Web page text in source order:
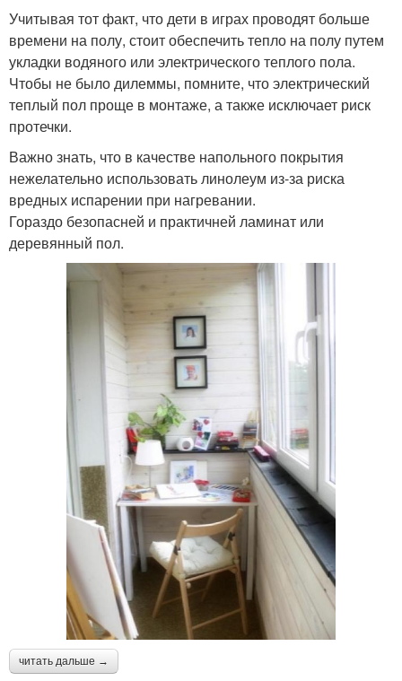
Учитывая тот факт, что дети в играх проводят больше
времени на полу, стоит обеспечить тепло на полу путем
укладки водяного или электрического теплого пола.
Чтобы не было дилеммы, помните, что электрический
теплый пол проще в монтаже, а также исключает риск
протечки.
Важно знать, что в качестве напольного покрытия
нежелательно использовать линолеум из-за риска
вредных испарении при нагревании.
Гораздо безопасней и практичней ламинат или
деревянный пол.
читать дальше →